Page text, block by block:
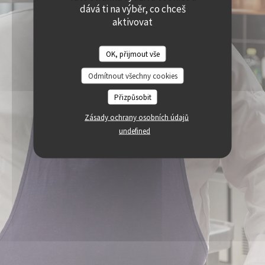
dává ti na výběr, co chceš
aktivovat
OK, přijmout vše
Odmítnout všechny cookies
Přizpůsobit
Zásady ochrany osobních údajů
undefined
PRISTUPNOST
((OTEVŘE SE V NOVÉM OKNĚ))